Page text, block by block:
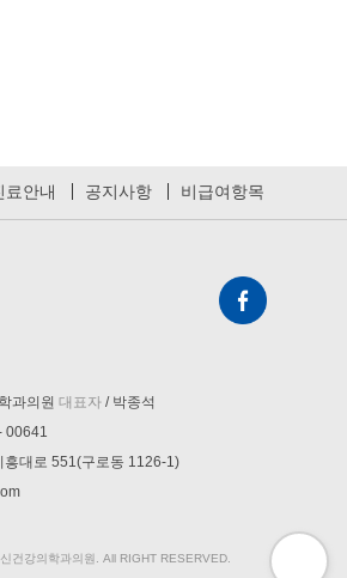
료안내 공지사항 비급여항목
과의원 대표자 / 박종석
00641
흥대로 551(구로동 1126-1)
건강의학과의원. All RIGHT RESERVED.